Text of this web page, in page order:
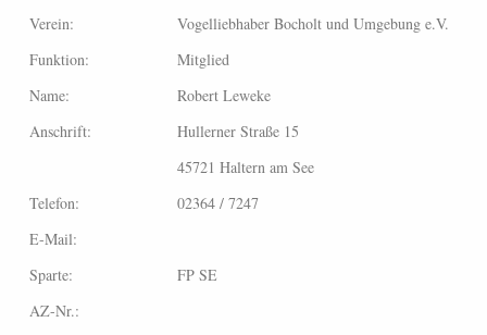
Verein:
Vogelliebhaber Bocholt und Umgebung e.V.
Funktion:
Mitglied
Name:
Robert Leweke
Anschrift:
Hullerner Straße 15
45721 Haltern am See
Telefon:
02364 / 7247
E-Mail:
Sparte:
FP SE
AZ-Nr.: